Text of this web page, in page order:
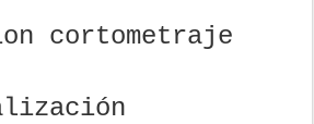
cortometraje